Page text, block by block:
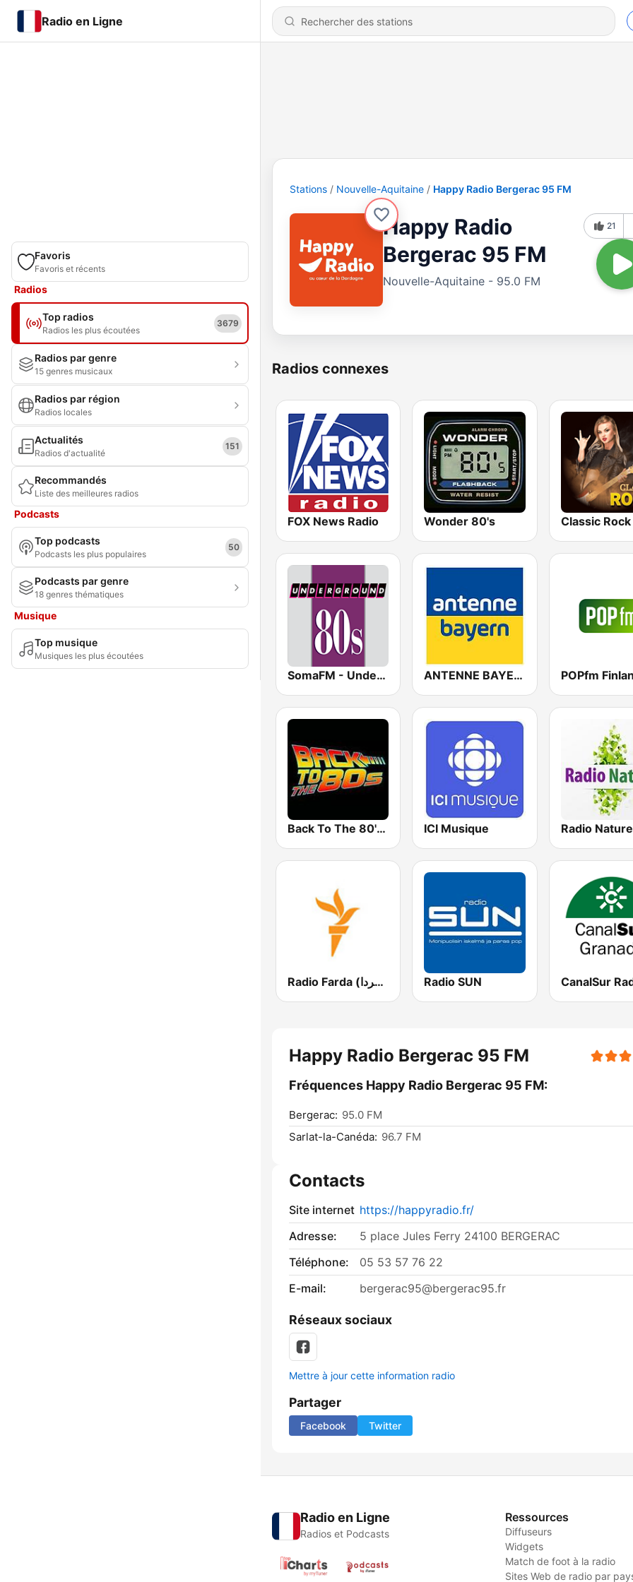
Radio en Ligne
Favoris
Favoris et récents
Radios
Top radios
Radios les plus écoutées
3679
Radios par genre
15 genres musicaux
Radios par région
Radios locales
Actualités
Radios d'actualité
151
Recommandés
Liste des meilleures radios
Podcasts
Top podcasts
Podcasts les plus populaires
50
Podcasts par genre
18 genres thématiques
Musique
Top musique
Musiques les plus écoutées
Stations Nouvelle-Aquitaine Happy Radio Bergerac 95 FM
Happy Radio
Bergerac 95 FM
Nouvelle-Aquitaine - 95.0 FM
21
Radios connexes
FOX News Radio Wonder 80's
SomaFM - Underground 80's ANTENNE BAYERN POPfm
Back To The 80's Radio ICI Musique Radio Nature
Radio Farda (راديو فردا) Radio SUN
Happy Radio Bergerac 95 FM
Fréquences Happy Radio Bergerac 95 FM:
Bergerac: 95.0 FM
Sarlat-la-Canéda: 96.7 FM
Contacts
Site internet https://happyradio.fr/
Adresse:
5 place Jules Ferry 24100 BERGERAC
Téléphone:
05 53 57 76 22
E-mail:
bergerac95@bergerac95.fr
Réseaux sociaux
Mettre à jour cette information radio
Partager
Facebook Twitter
Radio en Ligne
Radios et Podcasts
Ressources
Diffuseurs
Widgets
Match de foot à la radio
Sites Web de radio par